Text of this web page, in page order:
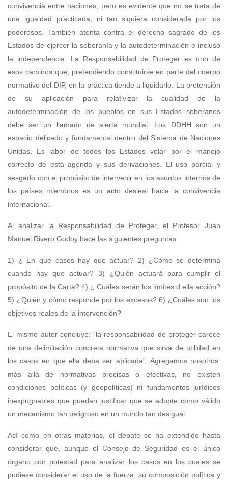
convivencia entre naciones, pero es evidente que no se trata de
una igualdad practicada, ni tan siquiera considerada por los
poderosos. También atenta contra el derecho sagrado de los
Estados de ejercer la soberanía y la autodeterminación e incluso
la independencia. La Responsabilidad de Proteger es uno de
esos caminos que, pretendiendo constituirse en parte del cuerpo
normativo del DIP, en la práctica tiende a liquidarlo. La pretensión
de su aplicación para relativizar la cualidad de la
autodeterminación de los pueblos en sus Estados soberanos
debe ser un llamado de alerta mundial. Los DDHH son un
espacio delicado y fundamental dentro del Sistema de Naciones
Unidas. Es labor de todos los Estados velar por el manejo
correcto de esta agenda y sus derivaciones. El uso parcial y
sesgado con el propósito de intervenir en los asuntos internos de
los países miembros es un acto desleal hacia la convivencia
internacional.
Al analizar la Responsabilidad de Proteger, el Profesor Juan
Manuel Rivero Godoy hace las siguientes preguntas:
1) ¿ En qué casos hay que actuar? 2) ¿Cómo se determina
cuando hay que actuar? 3) ¿Quién actuará para cumplir el
propósito de la Carta? 4) ¿ Cuáles serán los límites d ella acción?
5) ¿Quién y cómo responde por los excesos? 6) ¿Cuáles son los
objetivos reales de la intervención?
El mismo autor concluye: “la responsabilidad de proteger carece
de una delimitación concreta normativa que sirva de utilidad en
los casos en que ella deba ser aplicada”. Agregamos nosotros:
más allá de normativas precisas o efectivas, no existen
condiciones políticas (y geopolíticas) ni fundamentos jurídicos
inexpugnables que puedan justificar que se adopte como válido
un mecanismo tan peligroso en un mundo tan desigual.
Así como en otras materias, el debate se ha extendido hasta
considerar que, aunque el Consejo de Seguridad es el único
órgano con potestad para analizar los casos en los cuales se
pudiese considerar el uso de la fuerza, su composición política y